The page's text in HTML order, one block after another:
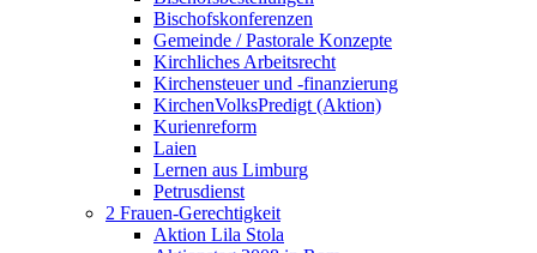
Bischofskonferenzen
Gemeinde / Pastorale Konzepte
Kirchliches Arbeitsrecht
Kirchensteuer und -finanzierung
KirchenVolksPredigt (Aktion)
Kurienreform
Laien
Lernen aus Limburg
Petrusdienst
2 Frauen-Gerechtigkeit
Aktion Lila Stola